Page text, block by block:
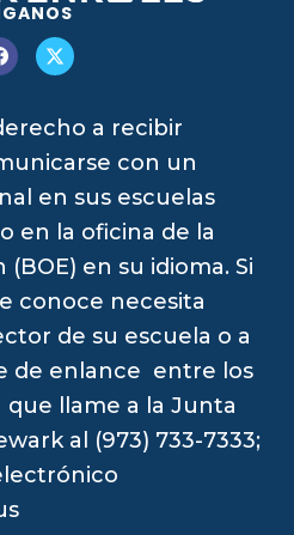
a recibir
con un
en sus escuelas
en la oficina de la
en su idioma. Si
conoce necesita
de su escuela o a
de enlance entre los
llame a la Junta
al (973) 733-7333;